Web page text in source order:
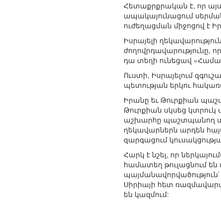
Հետաքրքրական է, որ
ապակայունացում
ուժեղացման միջոցով է
Իսրայելի
ժողովրդավարությունը,
դա տեղի ունեցավ
Ուստի, Իսրայելում
պետության երկու
Իրանը եւ Թուրքիան
Թուրքիան սկսեց
աշխարհը պաշտպանող
ղեկավարներն արդեն
զարգացում
Հարկ է նշել, որ
համատեղ թուլացնում
Սիրիայի հետ
են կազմում: